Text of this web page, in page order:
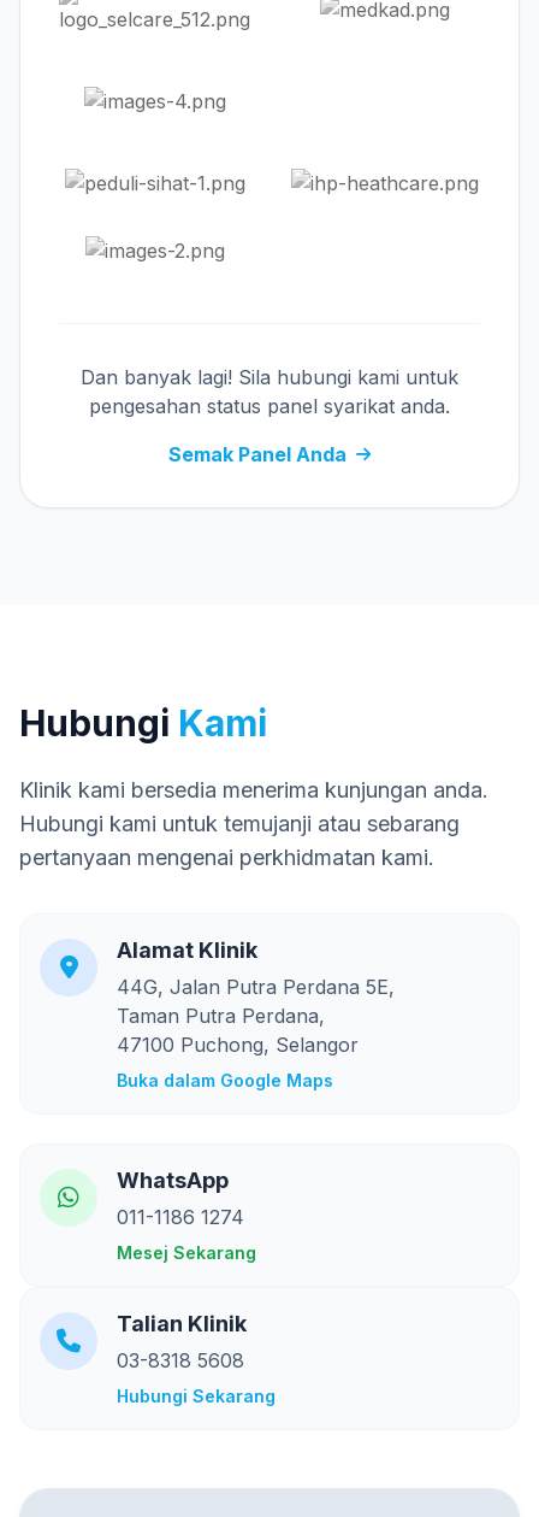
Dan banyak lagi! Sila hubungi kami untuk
pengesahan status panel syarikat anda.
Semak Panel Anda
Hubungi Kami
Klinik kami bersedia menerima kunjungan anda.
Hubungi kami untuk temujanji atau sebarang
pertanyaan mengenai perkhidmatan kami.
Alamat Klinik
44G, Jalan Putra Perdana 5E,
Taman Putra Perdana,
47100 Puchong, Selangor
Buka dalam Google Maps
WhatsApp
011-1186 1274
Mesej Sekarang
Talian Klinik
03-8318 5608
Hubungi Sekarang